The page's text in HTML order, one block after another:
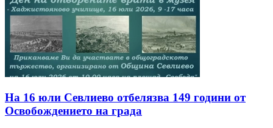
На 16 юли Севлиево отбелязва 149 години от
Освобождението на града